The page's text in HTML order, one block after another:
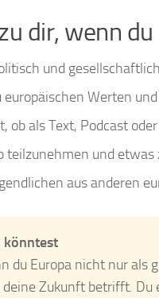
dir, wenn du
und
europäischen Werten
ob als Text, Podcast
und
aus anderen
könntest
du Europa nicht nur
deine Zukunft betrifft.